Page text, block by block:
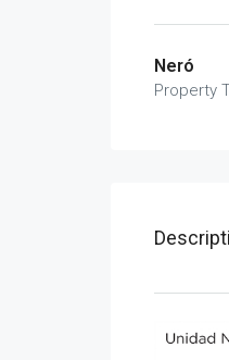
Neró
Property